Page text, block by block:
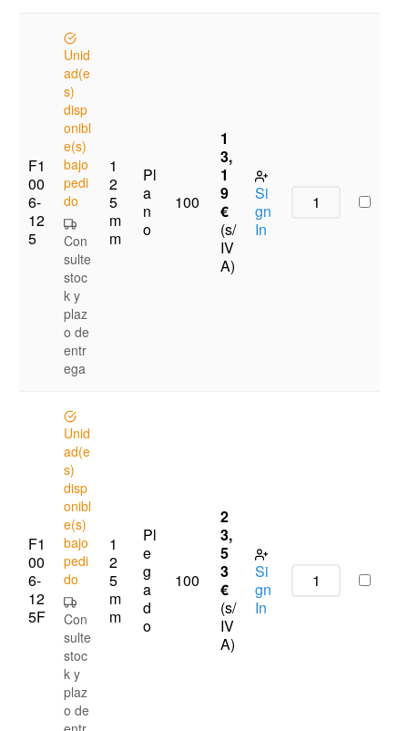
F1
00
6-
12
5
Unid
ad(e
s)
disp
onibl
e(s)
bajo
pedi
do
Con
sulte
stoc
k y
plaz
o de
entr
ega
1
2
5
m
m
Pl
a
n
o
100
1
3,
1
9
€
(s/
IV
A)
Si
gn
In
F1
00
6-
12
5F
Unid
ad(e
s)
disp
onibl
e(s)
bajo
pedi
do
Con
sulte
stoc
k y
plaz
o de
1
2
5
m
m
Pl
e
g
a
d
o
100
2
3,
5
3
€
(s/
IV
A)
Si
gn
In